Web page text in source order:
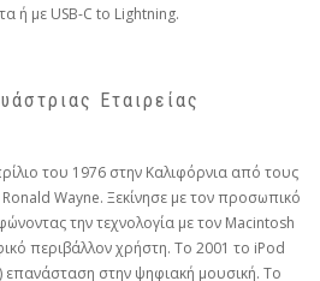
ή με USB-C to Lightning.
Εταιρείας
του 1976 στην Καλιφόρνια από τους
Ronald Wayne. Ξεκίνησε με τον προσωπικό
την τεχνολογία με τον Macintosh
περιβάλλον χρήστη. Το 2001 το iPod
επανάσταση στην ψηφιακή μουσική. Το